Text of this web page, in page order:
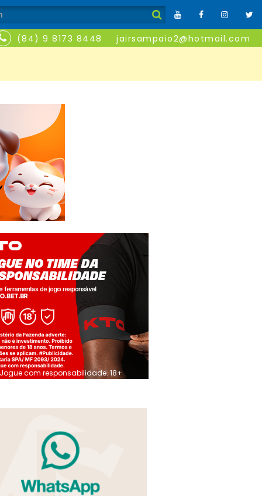
(84) 9 8173 8448 jairsampaio2@hotmail.com
Jogue com responsabilidade. 18+